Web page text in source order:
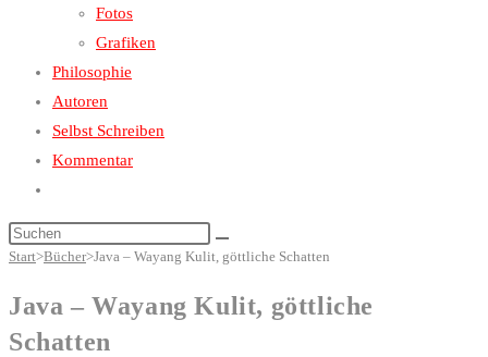
Fotos
Grafiken
Philosophie
Autoren
Selbst Schreiben
Kommentar
umschalten
Diese
Website
Start>Bücher>Java – Wayang Kulit, göttliche Schatten
Java – Wayang Kulit, göttliche
Schatten